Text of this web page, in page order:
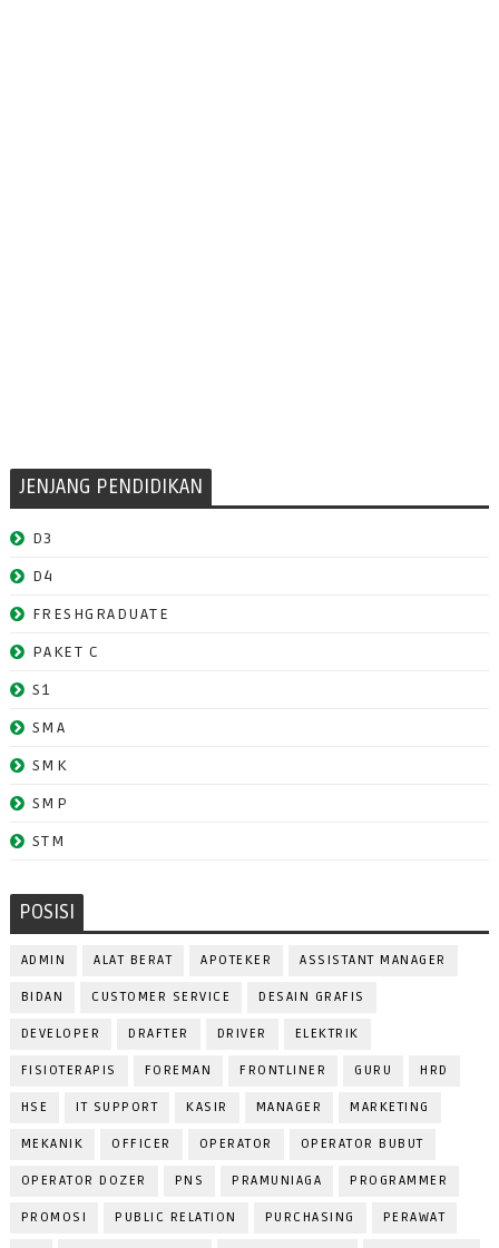
JENJANG PENDIDIKAN
D3
D4
FRESHGRADUATE
PAKET C
S1
SMA
SMK
SMP
STM
POSISI
ADMIN ALAT BERAT APOTEKER ASSISTANT MANAGER
BIDAN CUSTOMER SERVICE DESAIN GRAFIS
DEVELOPER DRAFTER DRIVER ELEKTRIK
FISIOTERAPIS FOREMAN FRONTLINER GURU HRD
HSE IT SUPPORT KASIR MANAGER MARKETING
MEKANIK OFFICER OPERATOR OPERATOR BUBUT
OPERATOR DOZER PNS PRAMUNIAGA PROGRAMMER
PROMOSI PUBLIC RELATION PURCHASING PERAWAT